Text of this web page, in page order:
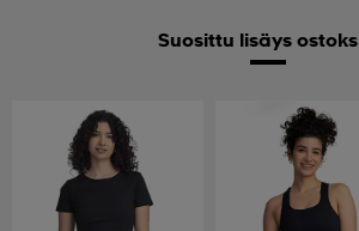
Suosittu lisäys